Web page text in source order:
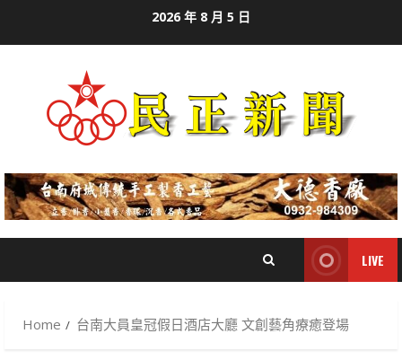
2026 年 8 月 5 日
LIVE
Home 台南大員皇冠假日酒店大廳 文創藝角療癒登場